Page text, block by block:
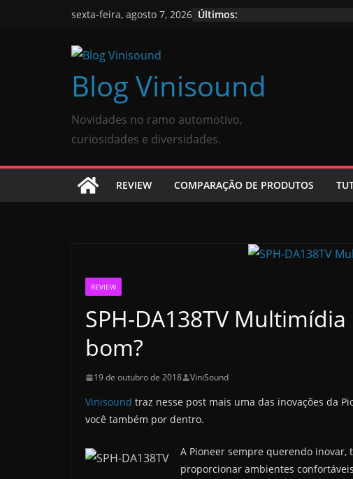
sexta-feira, agosto 7, 2026 Últimos:
Blog Vinisound
Novidades no ramo automotivo,
curiosidades e diversidades.
REVIEW COMPARAÇÃO DE PRODUTOS
REVIEW
SPH-DA138TV
bom?
19 de outubro de 2018 ViniSound
Vinisound traz nesse post mais uma das inovações da
você também por dentro.
A Pioneer sempre querendo inovar,
proporcionar ambientes